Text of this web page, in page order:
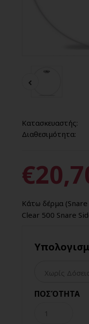
Κατασκευαστής:
Διαθεσιμότητα:
Κάτω δέρμα
Clear 500 Snare
ΠΟΣΌΤΗΤΑ